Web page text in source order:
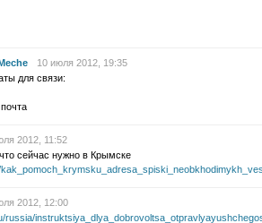
10 июля 2012, 19:35
для связи:
2012, 11:52
сейчас нужно в Крымске
2012, 12:00
russia/